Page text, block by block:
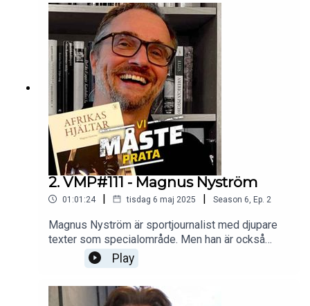
2. VMP#111 - Magnus Nyström
01:01:24 | tisdag 6 maj 2025 | Season 6 Ep. 2
Magnus Nyström är sportjournalist med djupare
texter som specialområde. Men han är också
författare till boken Afrikas Hjältar som precis
släppts. Vi hinner prata om sporten, samhället och
Play